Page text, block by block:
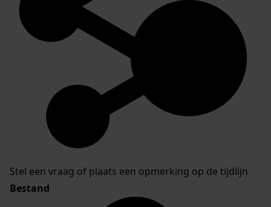
Stel een vraag of plaats een opmerking op de tijdlijn
Bestand